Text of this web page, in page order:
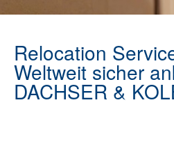
Relocation
Weltweit sicher
DACHSER &